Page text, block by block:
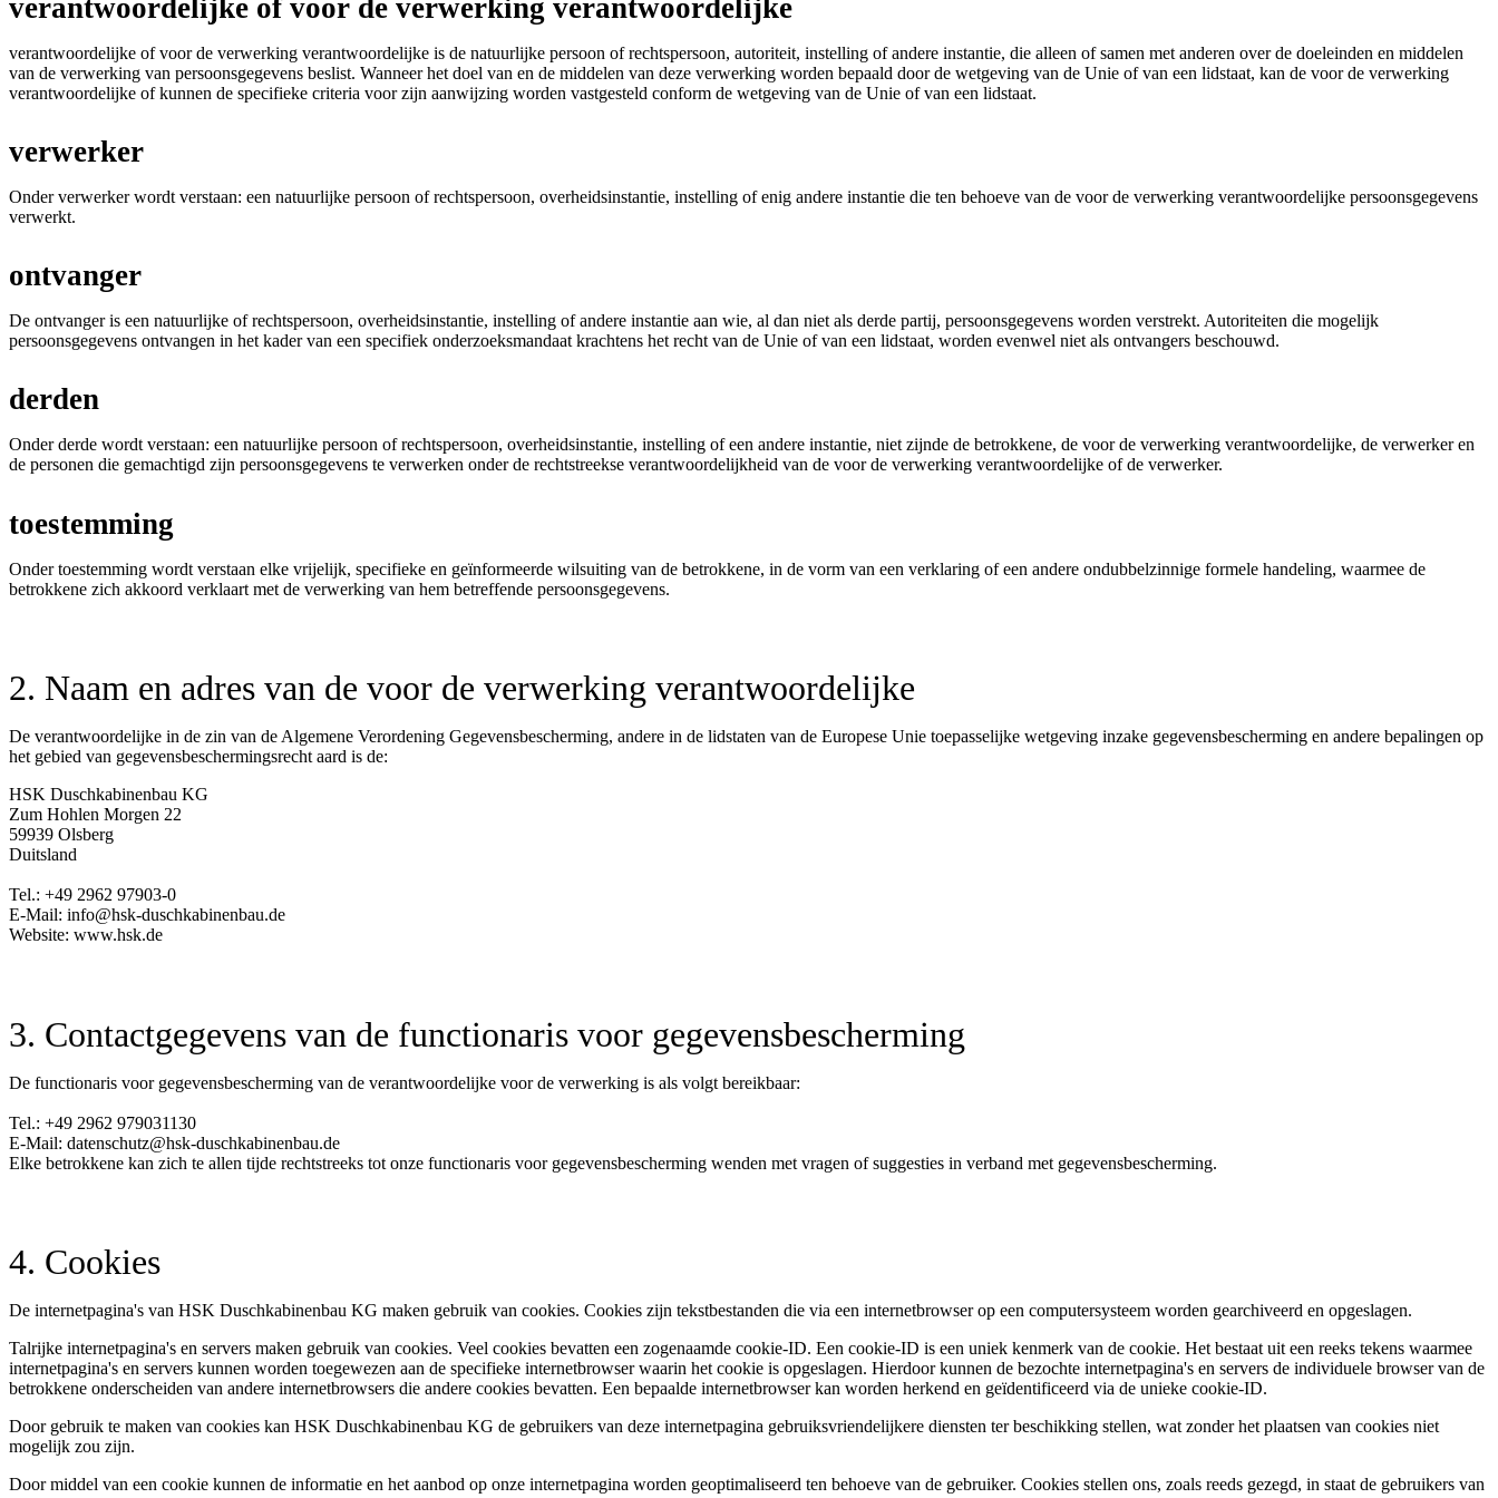
verantwoordelijke of voor de verwerking verantwoordelijke
verantwoordelijke of voor de verwerking verantwoordelijke is de natuurlijke persoon of rechtspersoon, autoriteit, instelling of andere instantie, die alleen of samen met anderen over de doeleinden en middelen
van de verwerking van persoonsgegevens beslist. Wanneer het doel van en de middelen van deze verwerking worden bepaald door de wetgeving van de Unie of van een lidstaat, kan de voor de verwerking
verantwoordelijke of kunnen de specifieke criteria voor zijn aanwijzing worden vastgesteld conform de wetgeving van de Unie of van een lidstaat.
verwerker
Onder verwerker wordt verstaan: een natuurlijke persoon of rechtspersoon, overheidsinstantie, instelling of enig andere instantie die ten behoeve van de voor de verwerking verantwoordelijke persoonsgegevens
verwerkt.
ontvanger
De ontvanger is een natuurlijke of rechtspersoon, overheidsinstantie, instelling of andere instantie aan wie, al dan niet als derde partij, persoonsgegevens worden verstrekt. Autoriteiten die mogelijk
persoonsgegevens ontvangen in het kader van een specifiek onderzoeksmandaat krachtens het recht van de Unie of van een lidstaat, worden evenwel niet als ontvangers beschouwd.
derden
Onder derde wordt verstaan: een natuurlijke persoon of rechtspersoon, overheidsinstantie, instelling of een andere instantie, niet zijnde de betrokkene, de voor de verwerking verantwoordelijke, de verwerker en
de personen die gemachtigd zijn persoonsgegevens te verwerken onder de rechtstreekse verantwoordelijkheid van de voor de verwerking verantwoordelijke of de verwerker.
toestemming
Onder toestemming wordt verstaan elke vrijelijk, specifieke en geïnformeerde wilsuiting van de betrokkene, in de vorm van een verklaring of een andere ondubbelzinnige formele handeling, waarmee de
betrokkene zich akkoord verklaart met de verwerking van hem betreffende persoonsgegevens.
2. Naam en adres van de voor de verwerking verantwoordelijke
De verantwoordelijke in de zin van de Algemene Verordening Gegevensbescherming, andere in de lidstaten van de Europese Unie toepasselijke wetgeving inzake gegevensbescherming en andere bepalingen op
het gebied van gegevensbeschermingsrecht aard is de:
HSK Duschkabinenbau KG
Zum Hohlen Morgen 22
59939 Olsberg
Duitsland
Tel.: +49 2962 97903-0
E-Mail: info@hsk-duschkabinenbau.de
Website: www.hsk.de
3. Contactgegevens van de functionaris voor gegevensbescherming
De functionaris voor gegevensbescherming van de verantwoordelijke voor de verwerking is als volgt bereikbaar:
Tel.: +49 2962 979031130
E-Mail: datenschutz@hsk-duschkabinenbau.de
Elke betrokkene kan zich te allen tijde rechtstreeks tot onze functionaris voor gegevensbescherming wenden met vragen of suggesties in verband met gegevensbescherming.
4. Cookies
De internetpagina's van HSK Duschkabinenbau KG maken gebruik van cookies. Cookies zijn tekstbestanden die via een internetbrowser op een computersysteem worden gearchiveerd en opgeslagen.
Talrijke internetpagina's en servers maken gebruik van cookies. Veel cookies bevatten een zogenaamde cookie-ID. Een cookie-ID is een uniek kenmerk van de cookie. Het bestaat uit een reeks tekens waarmee
internetpagina's en servers kunnen worden toegewezen aan de specifieke internetbrowser waarin het cookie is opgeslagen. Hierdoor kunnen de bezochte internetpagina's en servers de individuele browser van de
betrokkene onderscheiden van andere internetbrowsers die andere cookies bevatten. Een bepaalde internetbrowser kan worden herkend en geïdentificeerd via de unieke cookie-ID.
Door gebruik te maken van cookies kan HSK Duschkabinenbau KG de gebruikers van deze internetpagina gebruiksvriendelijkere diensten ter beschikking stellen, wat zonder het plaatsen van cookies niet
mogelijk zou zijn.
Door middel van een cookie kunnen de informatie en het aanbod op onze internetpagina worden geoptimaliseerd ten behoeve van de gebruiker. Cookies stellen ons, zoals reeds gezegd, in staat de gebruikers van